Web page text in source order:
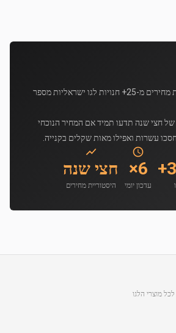
Fliplop סורק אוטומטית מחירים מ-25+ חנויות לגו ישראליות מספר
של חצי שנה תדעו תמיד אם המחיר הנוכחי
עשרות ואפילו מאות שקלים בקנייה.
6×
עדכון יומי
חצי שנה
היסטוריית מחירים
מוצרי הלגו